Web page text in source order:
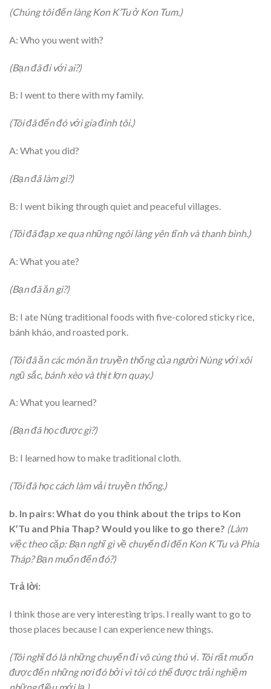
(Chúng tôi đến làng Kon K’Tu ở Kon Tum.)
A: Who you went with?
(Bạn đã đi với ai?)
B: I went to there with my family.
(Tôi đã đến đó với gia đình tôi.)
A: What you did?
(Bạn đã làm gì?)
B: I went biking through quiet and peaceful villages.
(Tôi đã đạp xe qua những ngôi làng yên tĩnh và thanh bình.)
A: What you ate?
(Bạn đã ăn gì?)
B: I ate Nùng traditional foods with five-colored sticky rice,
bánh kháo, and roasted pork.
(Tôi đã ăn các món ăn truyền thống của người Nùng với xôi
ngũ sắc, bánh xèo và thịt lợn quay.)
A: What you learned?
(Bạn đã học được gì?)
B: I learned how to make traditional cloth.
(Tôi đã học cách làm vải truyền thống.)
b. In pairs: What do you think about the trips to Kon
K’Tu and Phia Thap? Would you like to go there? (Làm
việc theo cặp: Bạn nghĩ gì về chuyến đi đến Kon K’Tu và Phia
Tháp? Bạn muốn đến đó?)
Trả lời:
I think those are very interesting trips. I really want to go to
those places because I can experience new things.
(Tôi nghĩ đó là những chuyến đi vô cùng thú vị. Tôi rất muốn
được đến những nơi đó bởi vì tôi có thể được trải nghiệm